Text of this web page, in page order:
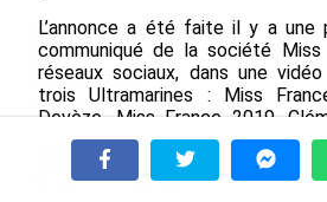
Après 5 ans à la SARA aux Antilles,
Olivier Cotta prend la direction
générale de...
le 05/08/2026
En juin 2026, les prix à la
consommation diminuent à
À la une Tv
L’annonce a été faite il y a
communiqué de la société
réseaux sociaux, dans une
trois Ultramarines : Miss
Devèze, Miss France 2019,
aussi Ophély Mézino, 1
World 2019.